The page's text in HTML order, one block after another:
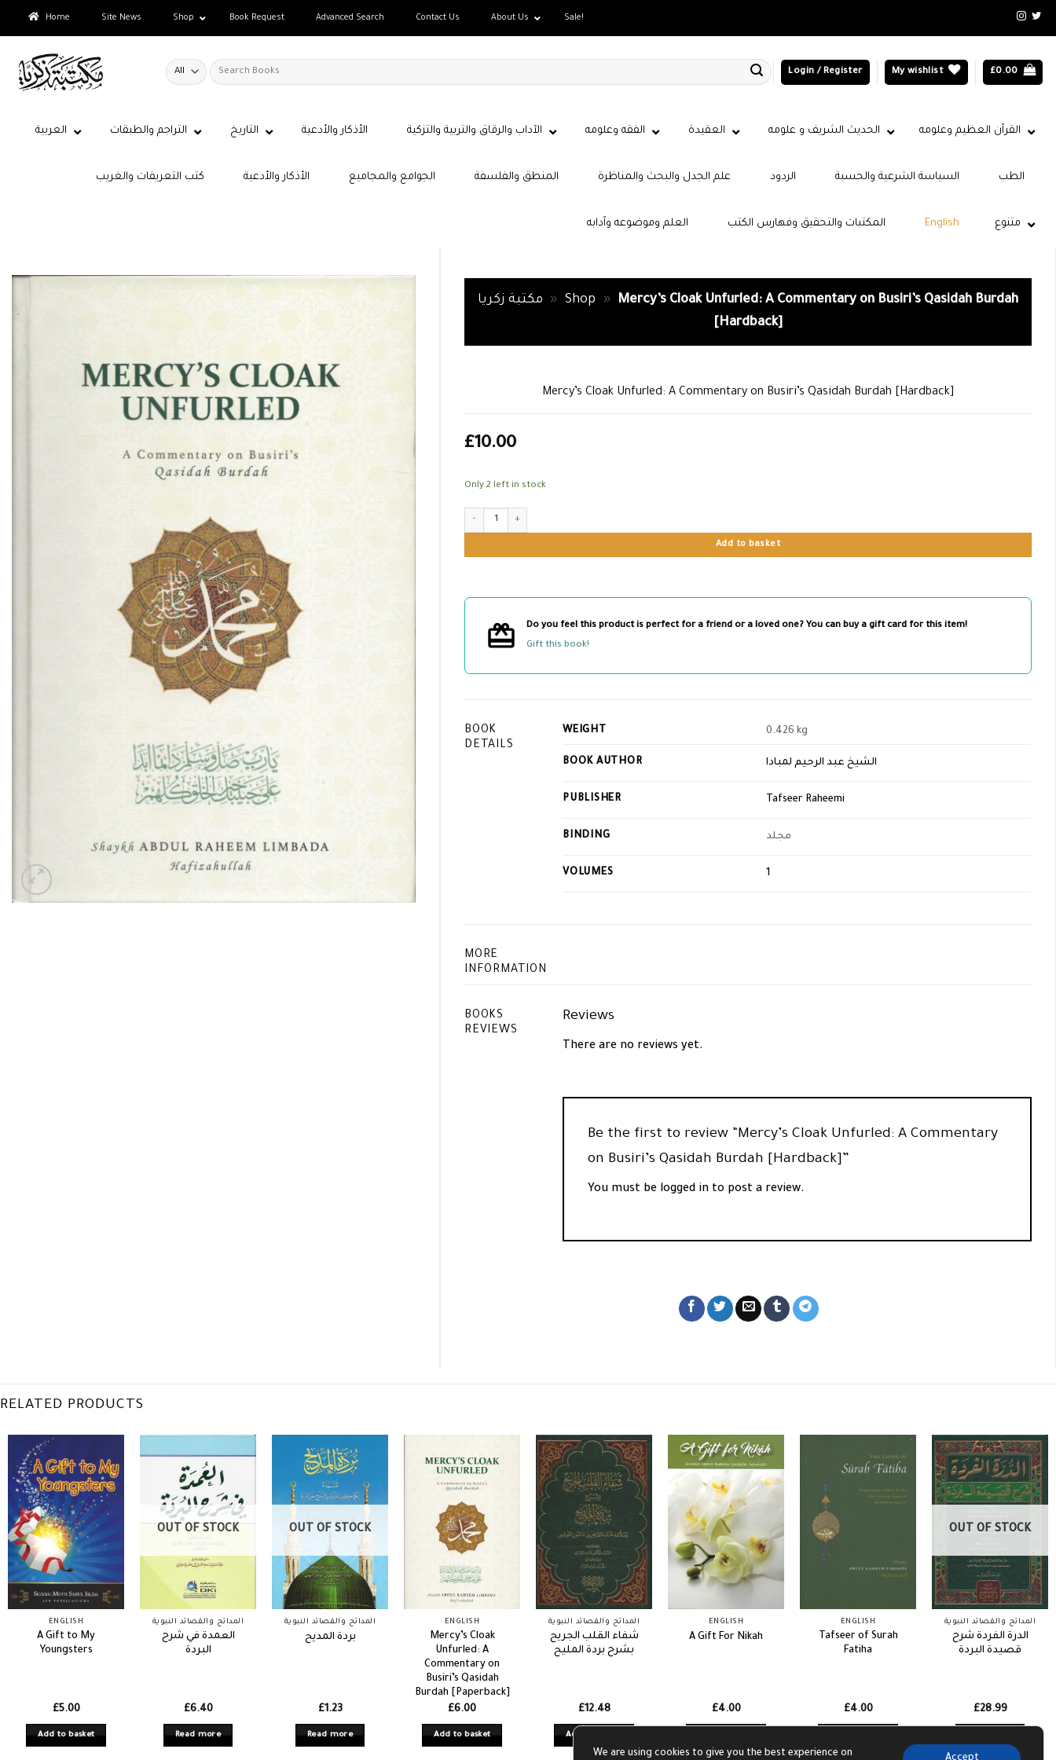
Home Site News Shop Book Request Advanced Search Contact Us About Us Sale!
Search
for:
Login / Register My wishlist £0.00
القرآن العظيم وعلومه الحديث الشريف و علومه العقيدة الفقه وعلومه الآداب والرقاق والتربية والتزكية الأذكار والأدعية التاريخ التراجم والطبقات العربية
كتب التعريفات والغريب الأذكار والأدعية الجوامع والمجاميع المنطق والفلسفة علم الجدل والبحث والمناظرة الردود السياسة الشرعية والحسبة الطب
العلم وموضوعه وآدابه المكتبات والتحقيق وفهارس الكتب متنوع English
مكتبة زكريا » Shop »
Mercy’s Cloak Unfurled: A Commentary on Busiri’s Qasidah Burdah
[Hardback]
Mercy’s Cloak Unfurled: A Commentary on Busiri’s Qasidah Burdah [Hardback]
£10.00
Only 2 left in stock
Mercy’s Cloak Unfurled: A Commentary on Busiri’s Qasidah Burdah [Hardback] quantity
Add to basket
Do you feel this product is perfect for a friend or a loved one? You can buy a gift card for this item!
Gift this book!
BOOK
DETAILS
WEIGHT 0.426 kg
BOOK AUTHOR الشيخ عبد الرحيم لمبادا
PUBLISHER Tafseer Raheemi
BINDING مجلد
VOLUMES 1
MORE
INFORMATION
BOOKS
REVIEWS
Reviews
There are no reviews yet.
Be the first to review “Mercy’s Cloak Unfurled: A Commentary
on Busiri’s Qasidah Burdah [Hardback]”
You must be logged in to post a review.
RELATED PRODUCTS
ENGLISH
A Gift to My
Youngsters
£5.00
Add to basket
OUT OF STOCK
المدائح والقصائد النبوية
العمدة في شرح
البردة
£6.40
Read more
OUT OF STOCK
المدائح والقصائد النبوية
بردة المديح
£1.23
Read more
ENGLISH
Mercy’s Cloak
Unfurled: A
Commentary on
Busiri’s Qasidah
Burdah [Paperback]
£6.00
Add to basket
المدائح والقصائد النبوية
شفاء القلب الجريح
بشرح بردة المليح
£12.48
Add to basket
ENGLISH
A Gift For Nikah
£4.00
ENGLISH
Tafseer of Surah
Fatiha
£4.00
OUT OF STOCK
المدائح والقصائد النبوية
الدرة الفردة شرح
قصيدة البردة
£28.99
We are using cookies to give you the best experience on